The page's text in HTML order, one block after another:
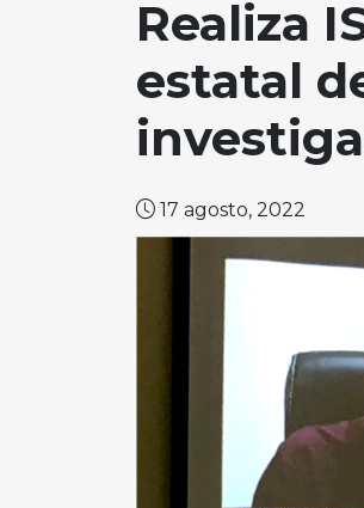
Realiza
estatal
17 agosto, 2022